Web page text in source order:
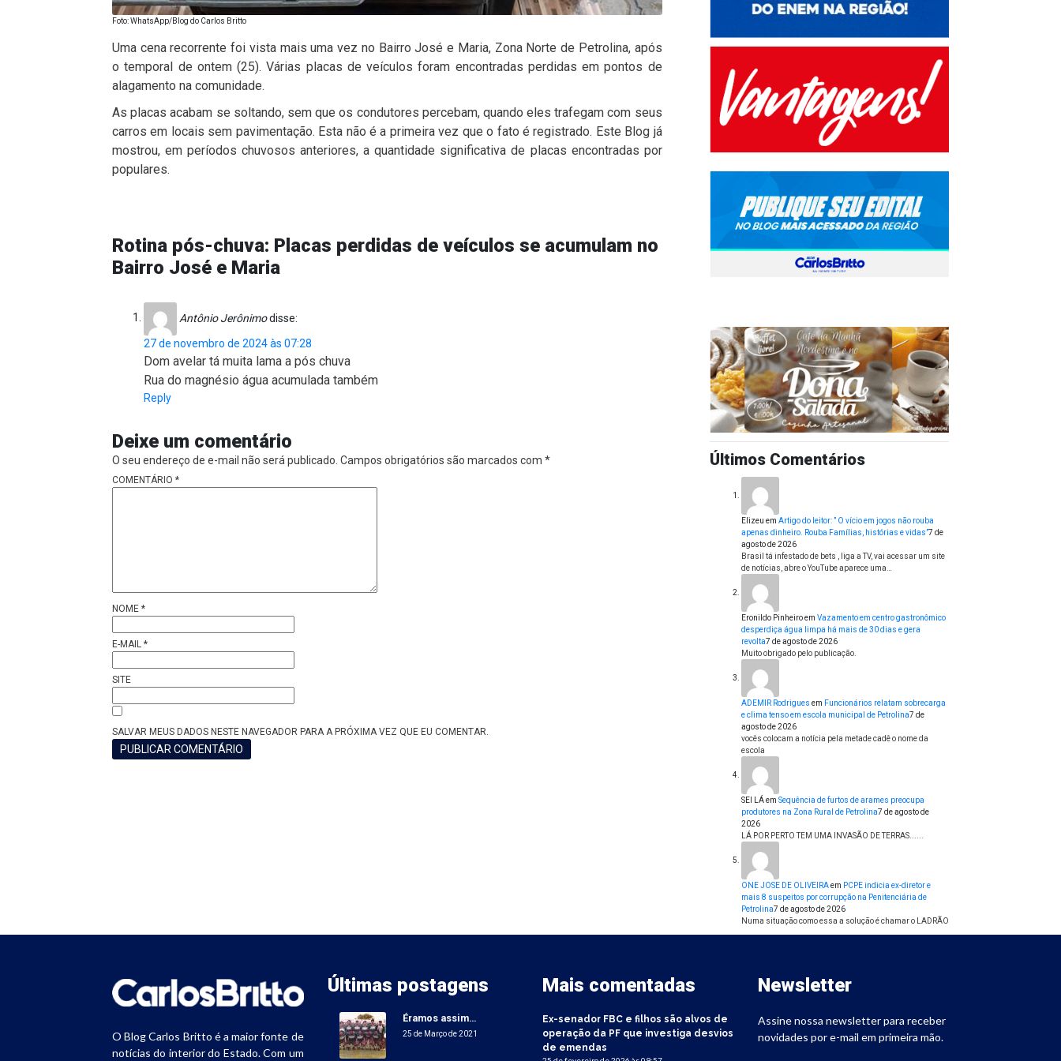
Foto: WhatsApp/Blog do Carlos Britto
Uma cena recorrente foi vista mais uma vez no Bairro José e Maria, Zona Norte de Petrolina, após
o temporal de ontem (25). Várias placas de veículos foram encontradas perdidas em pontos de
alagamento na comunidade.
As placas acabam se soltando, sem que os condutores percebam, quando eles trafegam com seus
carros em locais sem pavimentação. Esta não é a primeira vez que o fato é registrado. Este Blog já
mostrou, em períodos chuvosos anteriores, a quantidade significativa de placas encontradas por
populares.
Rotina pós-chuva: Placas perdidas de veículos se acumulam no
Bairro José e Maria
Antônio Jerônimodisse:
27 de novembro de 2024 às 07:28
Dom avelar tá muita lama a pós chuva
Rua do magnésio água acumulada também
Reply
Deixe um comentário
O seu endereço de e-mail não será publicado. Campos obrigatórios são marcados com *
COMENTÁRIO *
NOME *
E-MAIL *
SITE
SALVAR MEUS DADOS NESTE NAVEGADOR PARA A PRÓXIMA VEZ QUE EU COMENTAR.
Últimos Comentários
Elizeu em Artigo do leitor: ” O vício em jogos não rouba
apenas dinheiro. Rouba Famílias, histórias e vidas”7 de
agosto de 2026
Brasil tá infestado de bets , liga a TV, vai acessar um site
de notícias, abre o YouTube aparece uma…
Eronildo Pinheiroem Vazamento em centro gastronômico
desperdiça água limpa há mais de 30 dias e gera
revolta7 de agosto de 2026
Muito obrigado pelo publicação.
ADEMIR Rodrigues em Funcionários relatam sobrecarga
e clima tenso em escola municipal de Petrolina7 de
agosto de 2026
vocês colocam a notícia pela metade cadê o nome da
escola
SEI LÁem Sequência de furtos de arames preocupa
produtores na Zona Rural de Petrolina7 de agosto de
2026
LÁ POR PERTO TEM UMA INVASÃO DE TERRAS......
ONE JOSE DE OLIVEIRAem PCPE indicia ex-diretor e
mais 8 suspeitos por corrupção na Penitenciária de
Petrolina7 de agosto de 2026
Numa situação como essa a solução é chamar o LADRÃO
O Blog Carlos Britto é a maior fonte de
notícias do interior do Estado. Com um
Últimas postagens
Éramos assim…
25 de Março de 2021
Mais comentadas
Ex-senador FBC e filhos são alvos de
operação da PF que investiga desvios
de emendas
Newsletter
Assine nossa newsletter para receber
novidades por e-mail em primeira mão.